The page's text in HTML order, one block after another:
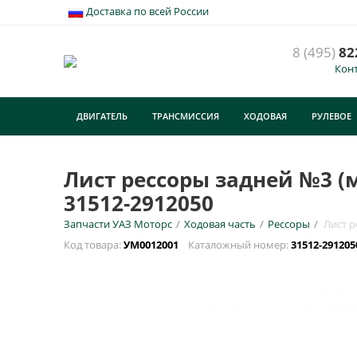
Доставка по всей России
8 (495)
ДВИГАТЕЛЬ ТРАНСМИССИЯ ХОДОВАЯ РУЛЕВОЕ
Лист рессоры задней №3
31512-2912050
Запчасти УАЗ Моторс / Ходовая часть / Рессоры / Лист
Код товара:УМ0012001 Каталожный номер:31512-